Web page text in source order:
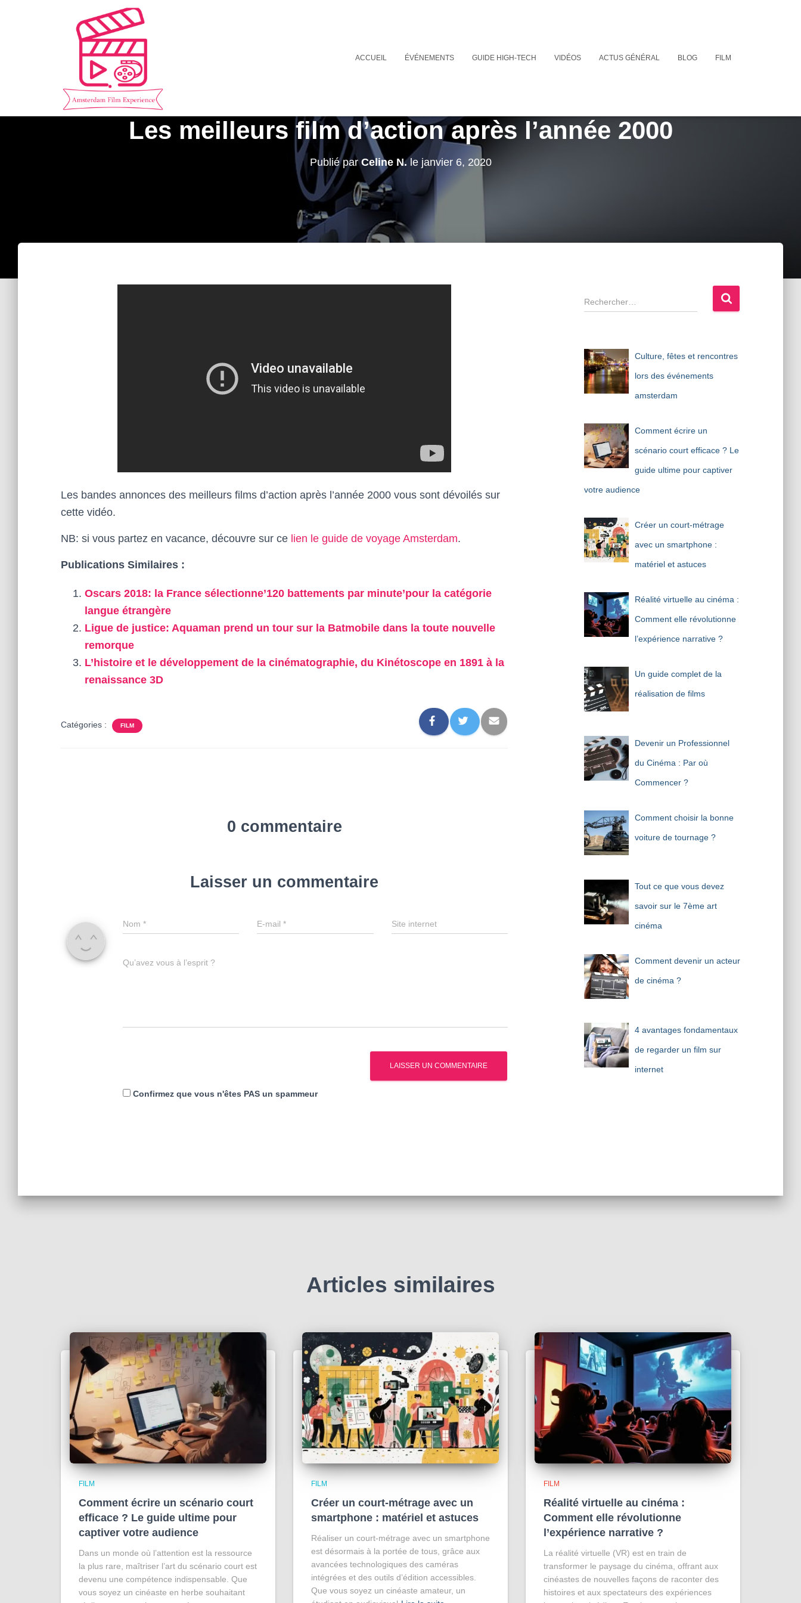
ACCUEIL ÉVÉNEMENTS GUIDE HIGH-TECH VIDÉOS ACTUS GÉNÉRAL BLOG FILM
Les meilleurs film d’action après l’année 2000
Publié parCeline N.le janvier 6, 2020
Les bandes annonces des meilleurs films d’action après l’année 2000 vous sont dévoilés sur
cette vidéo.
NB: si vous partez en vacance, découvre sur ce lien le guide de voyage Amsterdam.
Publications Similaires :
Oscars 2018: la France sélectionne’120 battements par minute’pour la catégorie
langue étrangère
Ligue de justice: Aquaman prend un tour sur la Batmobile dans la toute nouvelle
remorque
L’histoire et le développement de la cinématographie, du Kinétoscope en 1891 à la
renaissance 3D
Catégories : FILM
0 commentaire
Laisser un commentaire
Nom * E-mail* Site internet
Qu’avez vous à l’esprit ?
Confirmez que vous n'êtes PAS un spammeur
R
e
e
r
c
h
:
Culture, fêtes et rencontres
lors des événements
amsterdam
Comment écrire un
scénario court efficace ? Le
guide ultime pour captiver
votre audience
Créer un court-métrage
avec un smartphone :
matériel et astuces
Réalité virtuelle au cinéma :
Comment elle révolutionne
l’expérience narrative ?
Un guide complet de la
réalisation de films
Devenir un Professionnel
du Cinéma : Par où
Commencer ?
Comment choisir la bonne
voiture de tournage ?
Tout ce que vous devez
savoir sur le 7ème art
cinéma
Comment devenir un acteur
de cinéma ?
4 avantages fondamentaux
de regarder un film sur
internet
Articles similaires
FILM
Comment écrire un scénario court
efficace ? Le guide ultime pour
captiver votre audience
Dans un monde où l’attention est la ressource
la plus rare, maîtriser l’art du scénario court est
devenu une compétence indispensable. Que
vous soyez un cinéaste en herbe souhaitant
FILM
Créer un court-métrage avec un
smartphone : matériel et astuces
Réaliser un court-métrage avec un smartphone
est désormais à la portée de tous, grâce aux
avancées technologiques des caméras
intégrées et des outils d’édition accessibles.
Que vous soyez un cinéaste amateur, un
FILM
Réalité virtuelle au cinéma :
Comment elle révolutionne
l’expérience narrative ?
La réalité virtuelle (VR) est en train de
transformer le paysage du cinéma, offrant aux
cinéastes de nouvelles façons de raconter des
histoires et aux spectateurs des expériences